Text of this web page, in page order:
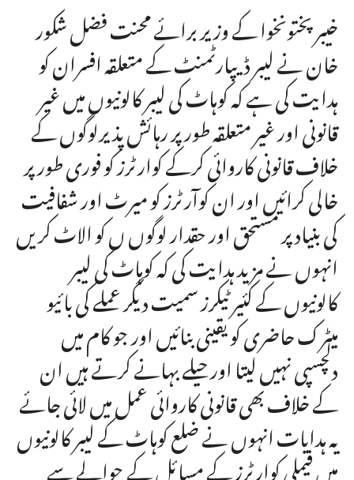
خیبرپختونخوا کے وزیر برائے محنت فضل شکور
خان نے لیبر ڈیپارٹمنٹ کے متعلقہ افسران کو
ہدایت کی ہے کہ کوہاٹ کی لیبر کالونیوں میں غیر
قانونی اور غیر متعلقہ طور پر رہائش پذیرلوگوں کے
خلاف قانونی کاروائی کرکے کوارٹرز کو فوری طور پر
خالی کرائیں اور ان کوآرٹرز کو میرٹ اور شفافیت
کی بنیاد پر مستحق اور حقدار لوگوں ں کو الاٹ کریں
انہوں نے مزید ہدایت کی کہ کوہاٹ کی لیبر
کالونیوں کے کئیر ٹیکرز سمیت دیگر عملے کی بائیو
میٹرک حاضری کو یقینی بنائیں اور جو کام میں
دلچسپی نہیں لیتا اور حیلے بہانے کرتے ہیں ان
کے خلاف بھی قانونی کاروائی عمل میں لائی جائے
یہ ہدایات انہوں نے ضلع کوہاٹ کے لیبر کالونیوں
میں فیملی کوارٹرز کے مسائل کے حوالے سے